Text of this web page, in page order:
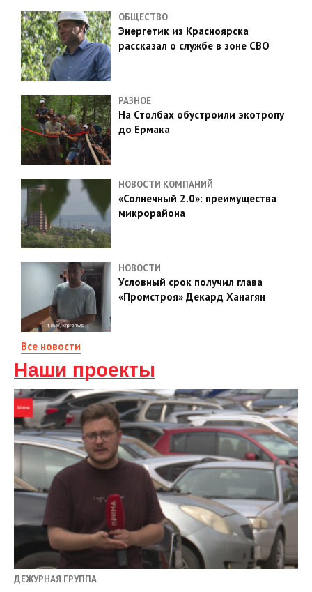
ОБЩЕСТВО
Энергетик из Красноярска
рассказал о службе в зоне СВО
РАЗНОЕ
На Столбах обустроили экотропу
до Ермака
НОВОСТИ КОМПАНИЙ
«Солнечный 2.0»: преимущества
микрорайона
НОВОСТИ
Условный срок получил глава
«Промстроя» Декард Ханагян
Все новости
Наши проекты
ДЕЖУРНАЯ ГРУППА